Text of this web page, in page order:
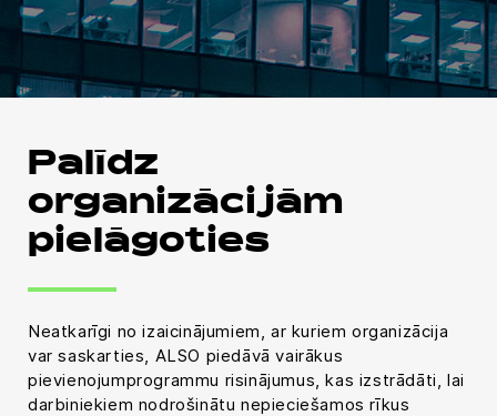
Palīdz
organizācijām
pielāgoties
Neatkarīgi no izaicinājumiem, ar kuriem organizācija
var saskarties, ALSO piedāvā vairākus
pievienojumprogrammu risinājumus, kas izstrādāti, lai
darbiniekiem nodrošinātu nepieciešamos rīkus